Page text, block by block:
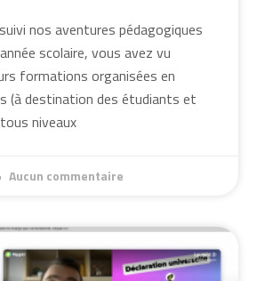
nos aventures pédagogiques
scolaire, vous avez vu
formations organisées en
(à destination des étudiants et
niveaux
Aucun commentaire